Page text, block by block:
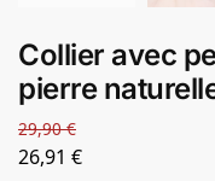
Collier avec
pierre
29,90€
26,91 €